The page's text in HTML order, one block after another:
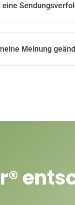
eine
Meinung